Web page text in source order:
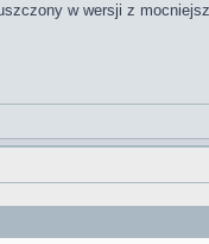
w wersji z